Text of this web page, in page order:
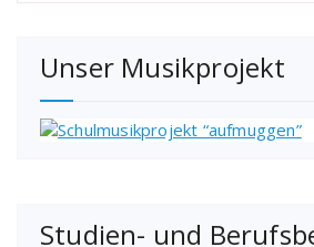
Unser Musikprojekt
Studien- und